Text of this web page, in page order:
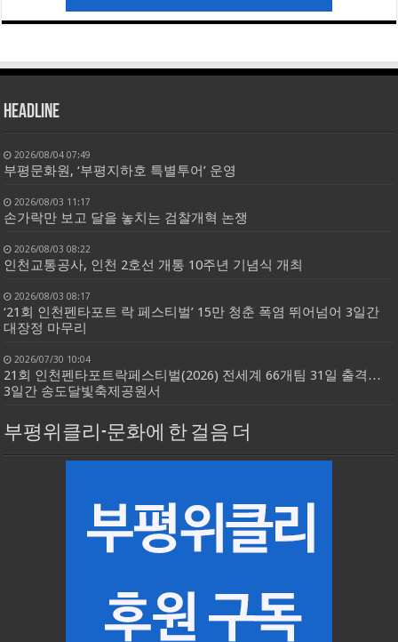
HEADLINE
2026/08/04 07:49
부평문화원, ‘부평지하호 특별투어’ 운영
2026/08/03 11:17
손가락만 보고 달을 놓치는 검찰개혁 논쟁
2026/08/03 08:22
인천교통공사, 인천 2호선 개통 10주년 기념식 개최
2026/08/03 08:17
‘21회 인천펜타포트 락 페스티벌’ 15만 청춘 폭염 뛰어넘어 3일간
대장정 마무리
2026/07/30 10:04
21회 인천펜타포트락페스티벌(2026) 전세계 66개팀 31일 출격…
3일간 송도달빛축제공원서
부평위클리-문화에 한 걸음 더